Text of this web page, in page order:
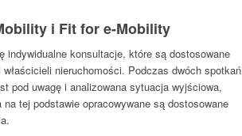
i Fit for e-Mobility
indywidualne konsultacje, które są dostosowane
nieruchomości. Podczas dwóch spotkań
pod uwagę i analizowana sytuacja wyjściowa,
tej podstawie opracowywane są dostosowane